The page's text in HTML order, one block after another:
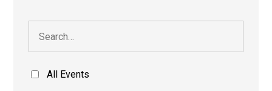
All Events